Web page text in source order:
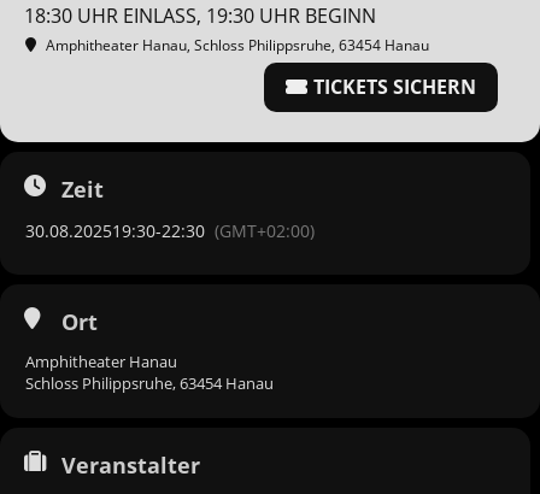
18:30 UHR EINLASS, 19:30 UHR BEGINN
Amphitheater Hanau, Schloss Philippsruhe, 63454 Hanau
TICKETS SICHERN
Zeit
30.08.202519:30-22:30 (GMT+02:00)
Ort
Amphitheater Hanau
Schloss Philippsruhe, 63454 Hanau
Veranstalter